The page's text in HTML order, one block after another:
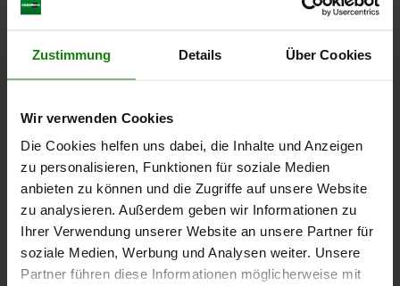
Zustimmung Details Über Cookies
Wir verwenden Cookies
Die Cookies helfen uns dabei, die Inhalte und Anzeigen
zu personalisieren, Funktionen für soziale Medien
anbieten zu können und die Zugriffe auf unsere Website
zu analysieren. Außerdem geben wir Informationen zu
Ihrer Verwendung unserer Website an unsere Partner für
soziale Medien, Werbung und Analysen weiter. Unsere
Partner führen diese Informationen möglicherweise mit
FORM=C
SW=13 KUGEL-Ø=8,5
BELASTBARKEIT MAX. KN (NUR BEI STATISCHER BELASTUNG)=8
39,45 CHF
zzgl. MwSt.
DETAILS
02005